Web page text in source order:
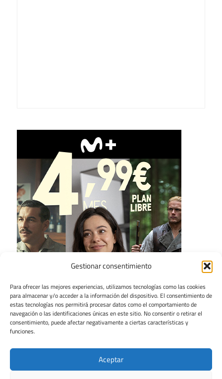
Gestionar consentimiento
Para ofrecer las mejores experiencias, utilizamos tecnologías como las cookies
para almacenar y/o acceder a la información del dispositivo. El consentimiento de
estas tecnologías nos permitirá procesar datos como el comportamiento de
navegación o las identificaciones únicas en este sitio. No consentir o retirar el
consentimiento, puede afectar negativamente a ciertas características y
funciones.
Aceptar